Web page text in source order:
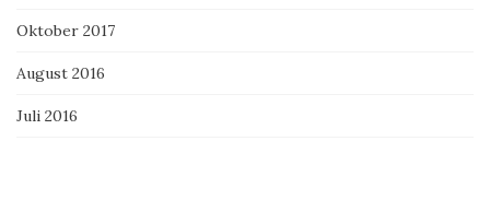
Oktober 2017
August 2016
Juli 2016